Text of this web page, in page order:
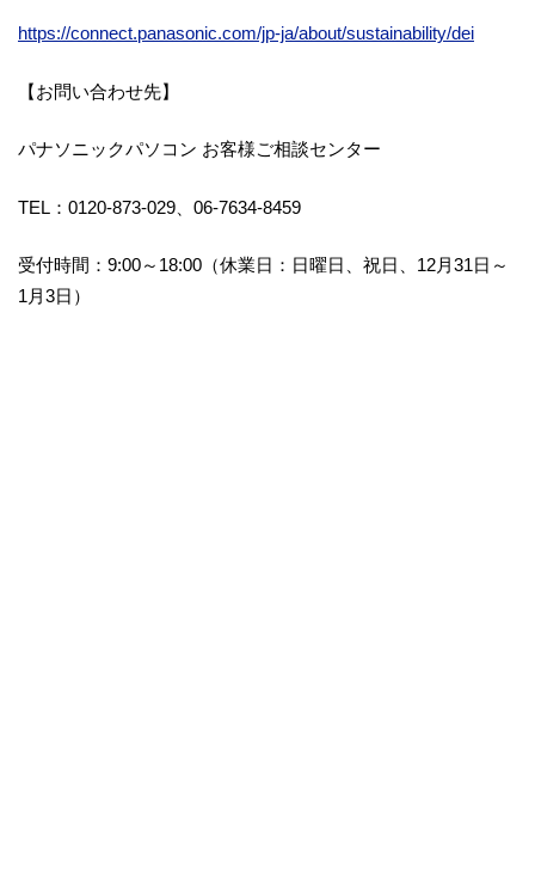
https://connect.panasonic.com/jp-ja/about/sustainability/dei
【お問い合わせ先】
パナソニックパソコン お客様ご相談センター
TEL：0120-873-029、06-7634-8459
受付時間：9:00～18:00（休業日：日曜日、祝日、12月31日～
1月3日）